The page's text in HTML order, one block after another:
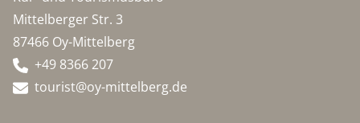
Mittelberger Str. 3
87466 Oy-Mittelberg
+49 8366 207
tourist@oy-mittelberg.de